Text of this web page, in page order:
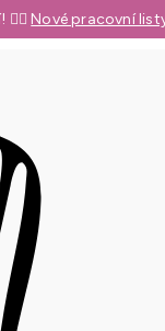
Nové pracovní